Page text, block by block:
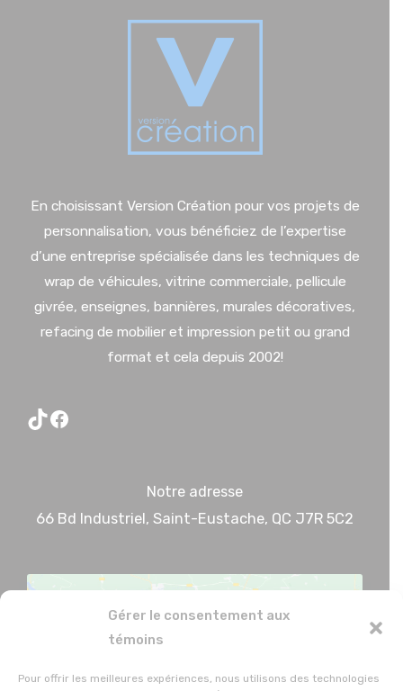
Gérer le consentement aux
témoins
Pour offrir les meilleures expériences, nous utilisons des technologies
En choisissant Version Création pour vos projets de
personnalisation, vous bénéficiez de l’expertise
d’une entreprise spécialisée dans les techniques de
wrap de véhicules, vitrine commerciale, pellicule
givrée, enseignes, bannières, murales décoratives,
refacing de mobilier et impression petit ou grand
format et cela depuis 2002!
TikTok
Facebook
Notre adresse
66 Bd Industriel, Saint-Eustache, QC J7R 5C2
Cliquez pour accepter les témoins